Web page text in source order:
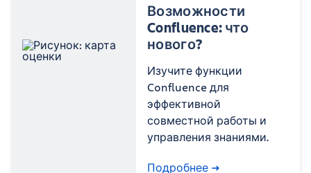
Возможности
Confluence: что
нового?
Изучите функции
Confluence для
эффективной
совместной работы и
управления знаниями.
Подробнее